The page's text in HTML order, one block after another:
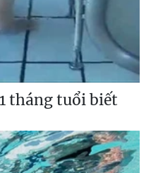
tháng tuổi biết